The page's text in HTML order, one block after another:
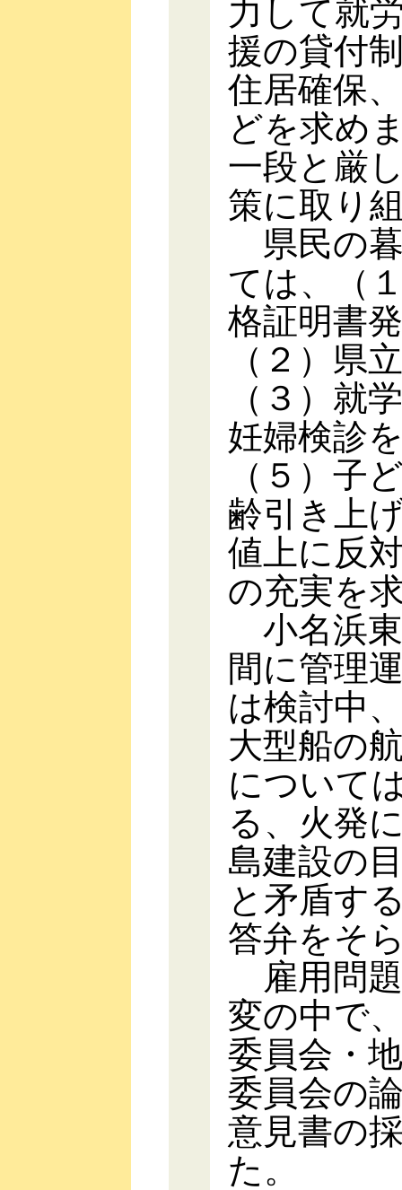
力して就
援の貸付
住居確保
どを求め
一段と厳
策に取り
県民の
ては、（
格証明書
（２）県
（３）就
妊婦検診
（５）子
齢引き上
値上に反
の充実を
小名浜
間に管理
は検討中
大型船の
について
る、火発
島建設の
と矛盾す
答弁をそ
雇用問
変の中で
委員会・
委員会の
意見書の
た。